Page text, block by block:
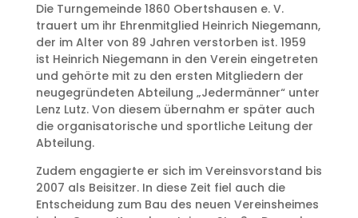
Die Turngemeinde 1860 Obertshausen e. V.
trauert um ihr Ehrenmitglied Heinrich Niegemann,
der im Alter von 89 Jahren verstorben ist. 1959
ist Heinrich Niegemann in den Verein eingetreten
und gehörte mit zu den ersten Mitgliedern der
neugegründeten Abteilung „Jedermänner“ unter
Lenz Lutz. Von diesem übernahm er später auch
die organisatorische und sportliche Leitung der
Abteilung.
Zudem engagierte er sich im Vereinsvorstand bis
2007 als Beisitzer. In diese Zeit fiel auch die
Entscheidung zum Bau des neuen Vereinsheimes